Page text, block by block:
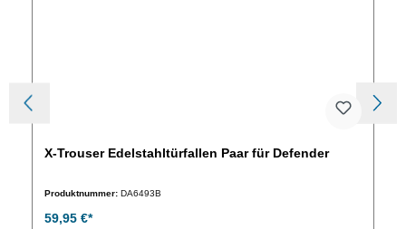
X-Trouser Edelstahltürfallen Paar für Defender
Produktnummer: DA6493B
59,95 €*